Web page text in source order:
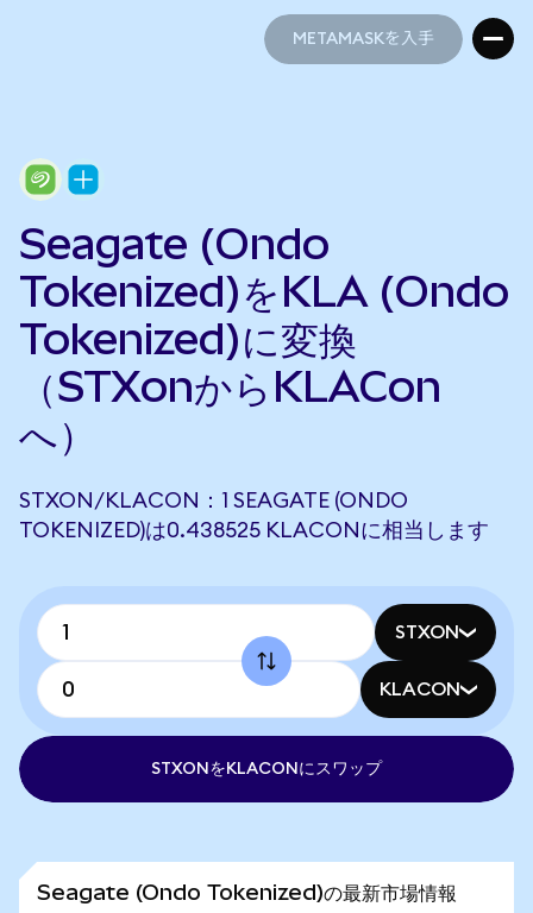
METAMASKを入手
Seagate (Ondo
Tokenized)をKLA (Ondo
Tokenized)に変換
（STXonからKLACon
へ）
STXON/KLACON：1 SEAGATE (ONDO
TOKENIZED)は0.438525 KLACONに相当します
STXON
KLACON
STXONをKLACONにスワップ
Seagate (Ondo Tokenized)の最新市場情報